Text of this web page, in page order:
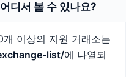
디서 볼 수 있나요?
이상의 지원 거래소는
list/에 나열되